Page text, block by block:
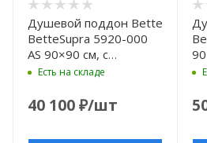
Душевой поддон Bette
BetteSupra 5920-000
AS 90×90 см, с
антислипом Sense,
Есть на складе
40 100₽/шт